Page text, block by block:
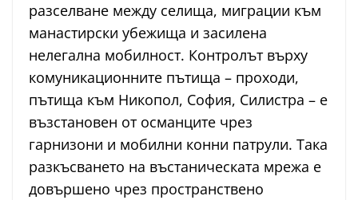
разселване между селища, миграции към
манастирски убежища и засилена
нелегална мобилност. Контролът върху
комуникационните пътища – проходи,
пътища към Никопол, София, Силистра – е
възстановен от османците чрез
гарнизони и мобилни конни патрули. Така
разкъсването на въстаническата мрежа е
довършено чрез пространствено